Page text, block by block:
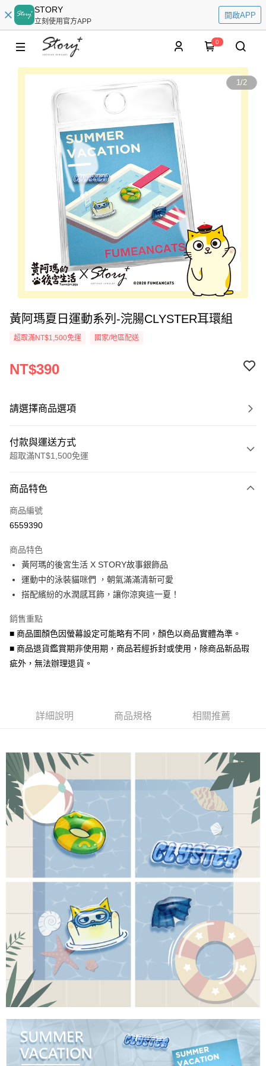
STORY
立刻使用官方APP
開啟APP
0
1/2
黃阿瑪夏日運動系列-浣腸CLYSTER耳環組
超取滿NT$1,500免運 國家/地區配送
NT$390
請選擇商品選項
付款與運送方式
超取滿NT$1,500免運
信用卡一次付款
信用卡分期付款
合作金庫商業銀行
華南商業銀行
彰化商業銀行
上海商業儲蓄銀行
台北富邦商業銀行
國泰世華商業銀行
兆豐國際商業銀行
匯豐（台灣）商業銀行
聯邦商業銀行
遠東國際商業銀行
元大商業銀行
永豐商業銀行
台新國際商業銀行
6 期 0 利率 每期
華南商業銀行
彰化商業銀行
上海商業儲蓄銀行
台北富邦商業銀行
臺灣中小企業銀行
匯豐（台灣）商業銀行
華泰商業銀行
聯邦商業銀行
遠東國際商業銀行
元大商業銀行
超商取貨付款
LINE Pay
Apple Pay
街口支付
悠遊付
相關說明
便利好安心！
１．簡單：不需註冊會員、不需綁卡、不需儲值。
２．便利：只要手機號碼，簡訊認證，即可結帳。
３．安心：先確認商品／服務後，再付款。
【「AFTEE先享後付」結帳流程】
１．於結帳方式選擇「AFTEE先享後付」後，將跳轉至「AFTEE先享後付」
結帳頁面，進行簡訊認證並確認金額後，即可完成結帳。
２．訂單成立數日內，您將收到繳費通知簡訊。
３．收到繳費通知簡訊後14天內，點擊此簡訊中的連結，可透過四大超商／
ATM／網路銀行／等多元方式進行付款，方視為交易完成。
※ 請注意：結帳手續完成當下不需立刻繳費，但若您需要取消訂單，請聯絡
※ 交易是否成功請以「AFTEE先享後付 」之結帳頁面顯示為準，若有關於
是否繳費成功／繳費後需取消欲退款等相關疑問，請聯繫「AFTEE先享後付
客戶支援中心」
https://netprotections.freshdesk.com/support/home
【注意事項】
１．透過由恩沛科技股份有限公司提供之「AFTEE先享後付」服務完成之交
易，需依本服務之必要範圍內提供個人資料，並將交易相關給付款項請求債
權轉讓予恩沛科技股份有限公司。
２．關於個人資料處理事宜，請瀏覽以下網址：
https://aftee.tw/terms/#terms3
任。
４．使用「AFTEE先享後付」時，將依據個別帳號之用戶狀況，依本公司即
時審查核予不同之上限額度；若仍有額度不足之情形，本公司將視審查結果
貨到付款
運送方式
全家取貨付款
每筆NT$60，滿NT$1,500(含以上)免運費
付款後全家取貨
每筆NT$60，滿NT$1,500(含以上)免運費
每筆NT$60，滿NT$1,500(含以上)免運費
付款後7-11取貨
每筆NT$60，滿NT$1,500(含以上)免運費
宅配
每筆NT$60，滿NT$1,500(含以上)免運費
付款後門市自取
貨到付款
每筆NT$90
商品特色
商品編號
6559390
商品特色
黃阿瑪的後宮生活 X STORY故事銀飾品
運動中的泳裝貓咪們 ，朝氣滿滿清新可愛
搭配繽紛的水潤感耳飾，讓你涼爽這一夏！
銷售重點
■ 商品圖顏色因螢幕設定可能略有不同，顏色以商品實體為準。
■ 商品退貨鑑賞期非使用期，商品若經拆封或使用，除商品新品瑕
疵外，無法辦理退貨。
詳細說明 商品規格 相關推薦